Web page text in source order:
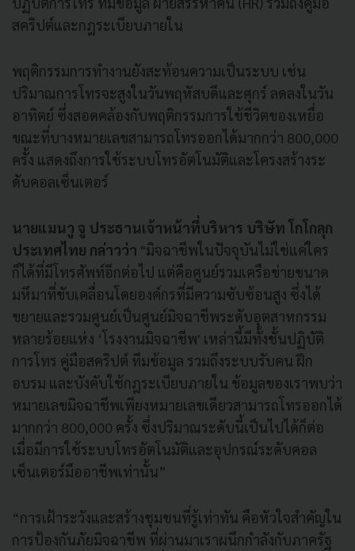
สคริปต์และกฎระเบียบภายใน
พฤติกรรมการทำงานยังสะท้อนความเป็นระบบ เช่น
ปริมาณการโทรจะสูงในวันพฤหัสบดีและศุกร์ ลดลงในวัน
อาทิตย์ ซึ่งสอดคล้องกับพฤติกรรมการใช้ชีวิตของเหยื่อ
ขณะที่บางหมายเลขสามารถโทรออกได้มากกว่า 800,000
ครั้ง แสดงถึงการใช้ระบบโทรอัตโนมัติและโครงสร้างระ
ดับคอลเซ็นเตอร์
นายแมนวู จู ประธานเจ้าหน้าที่บริหาร บริษัท โกโกลุก
ประเทศไทย กล่าวว่า "มิจฉาชีพในปัจจุบันไม่ใช่แค่ใคร
ก็ได้ที่มีโทรศัพท์อีกต่อไป แต่คือศูนย์รวมเครือข่ายขนาด
มหึมาที่ขับเคลื่อนโดยองค์กรที่มีความซับซ้อนสูง ซึ่งได้
ขยายและรวมศูนย์เป็นศูนย์มิจฉาชีพระดับอุตสาหกรรม
หลายร้อยแห่ง ‘โรงงานมิจฉาชีพ' เหล่านี้มีทั้งชั้นปฏิบัติ
การโทร คู่มือสคริปต์ ทีมข้อมูล รวมถึงระบบรับคน ฝึก
อบรม และบังคับใช้กฎระเบียบภายใน ข้อมูลของเราพบว่า
หมายเลขมิจฉาชีพเพียงหมายเลขเดียวสามารถโทรออกได้
มากกว่า 800,000 ครั้ง ซึ่งปริมาณระดับนี้เป็นไปได้ก็ต่อ
เมื่อมีการใช้ระบบโทรอัตโนมัติและอุปกรณ์ระดับคอล
เซ็นเตอร์มืออาชีพเท่านั้น”
“การเฝ้าระวังและสร้างชุมชนที่รู้เท่าทัน คือหัวใจสำคัญใน
การป้องกันภัยมิจฉาชีพ ที่ผ่านมาเราผนึกกำลังกับภาครัฐ